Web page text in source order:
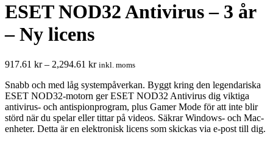
ESET NOD32 Antivirus – 3 år
– Ny licens
917.61 kr – 2,294.61 krPrisintervall:
till
2,294.61 kr
inkl. moms
Snabb och med låg systempåverkan. Byggt kring den legendariska
ESET NOD32-motorn ger ESET NOD32 Antivirus dig viktiga
antivirus- och antispionprogram, plus Gamer Mode för att inte blir
störd när du spelar eller tittar på videos. Säkrar Windows- och Mac-
enheter. Detta är en elektronisk licens som skickas via e-post till dig.